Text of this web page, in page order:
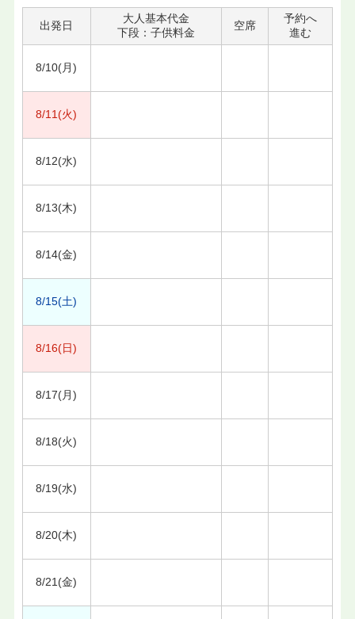
出発日
大人基本代金
下段：子供料金
空席
予約へ
進む
8/10(月)
8/11(火)
8/12(水)
8/13(木)
8/14(金)
8/15(土)
8/16(日)
8/17(月)
8/18(火)
8/19(水)
8/20(木)
8/21(金)